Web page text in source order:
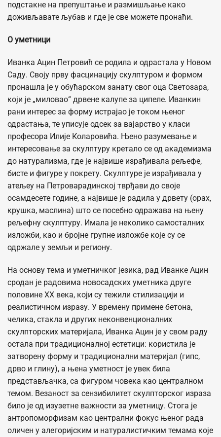
подстакне на препуштање и размишљање како
доживљавате љубав и где је све можете пронаћи.
О уметници
Иванка Ацин Петровић се родила и одрастала у Новом
Саду. Своју прву фасцинацију скулптуром и формом
пронашла је у обућарском занату свог оца Светозара,
који је „миловао“ дрвене калупе за ципеле. Иванкин
рани интерес за форму истрајао је током њеног
одрастања, те уписује одсек за вајарство у класи
професора Илије Коларовића. Њено разумевање и
интересовање за скулптуру кретало се од академизма
до натурализма, где је највише израђивала рељефе,
бисте и фигуре у покрету. Скулптуре је израђивала у
атељеу на Петроварадинској тврђави до своје
осамдесете године, а највише је радила у дрвету (орах,
крушка, маслина) што се посебно одражава на њену
рељефну скулптуру. Имала је неколико самосталних
изложби, као и бројне групне изложбе које су се
одржале у земљи и региону.
На основу тема и уметничког језика, рад Иванке Ацин
сродан је радовима новосадских уметника друге
половине XX века, који су тежили стилизацији и
реалистичном изразу. У времену примене бетона,
челика, стакла и других неконвенционалних
скулпторских материјала, Иванка Ацин је у свом раду
остала при традиционалној естетици: користила је
затворену форму и традиционални материјал (гипс,
дрво и глину), а њена уметност је увек била
представљачка, са фигуром човека као централном
темом. Везаност за сензибилитет скулпторског израза
било је од изузетне важности за уметницу. Стога је
антропоморфизам као централни фокус њеног рада
оличен у алегоријским и натуралистичким темама које